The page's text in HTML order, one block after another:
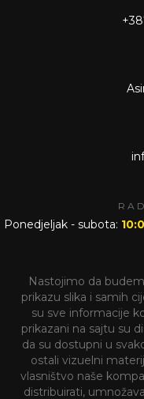
Ponedjeljak - subota:
Nastojimo da
prikazu slika i samih
su sve informacije
prikazani na sajtu su
da su dostupni u
ostali vizuelni
vlasništvo naše
distribuirati,